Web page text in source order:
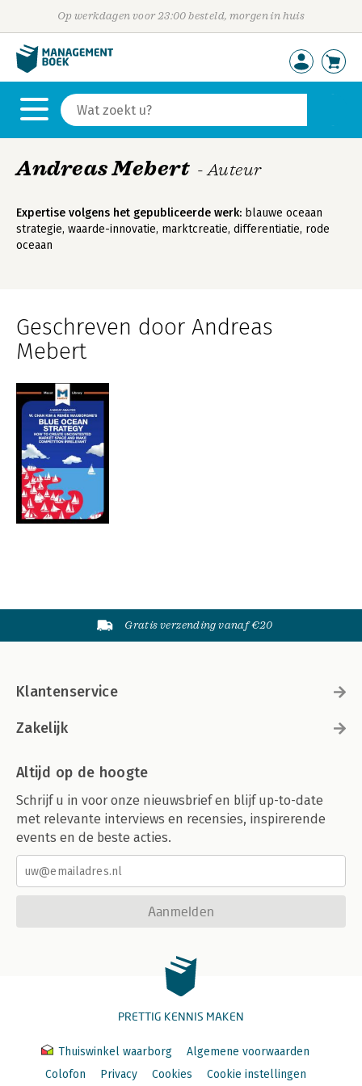
Op werkdagen voor 23:00 besteld, morgen in huis
Andreas Mebert - Auteur
Expertise volgens het gepubliceerde werk: blauwe oceaan
strategie, waarde-innovatie, marktcreatie, differentiatie, rode
oceaan
Geschreven door Andreas
Mebert
Gratis verzending vanaf €20
Klantenservice
Zakelijk
Altijd op de hoogte
Schrijf u in voor onze nieuwsbrief en blijf up-to-date
met relevante interviews en recensies, inspirerende
events en de beste acties.
Aanmelden
PRETTIG KENNIS MAKEN
Thuiswinkel waarborg
Algemene voorwaarden
Colofon
Privacy Cookies Cookie instellingen